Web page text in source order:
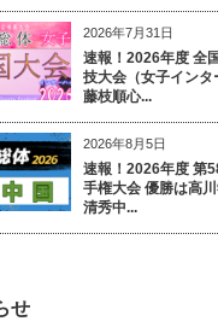
2026年7月31日
速報！2026年度 全
技大会（女子イン
藤枝順心...
2026年8月5日
速報！2026年度 第
手権大会 優勝は高
清秀中...
せ